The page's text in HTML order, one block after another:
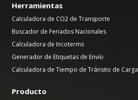
Herramientas
Calculadora de CO2 de Transporte
Buscador de Feriados Nacionales
Calculadora de Incoterms
Generador de Etiquetas de Envío
Calculadora de Tiempo de Tránsito de Carga
Producto